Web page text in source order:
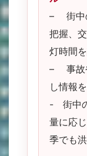
– 街中
把握、
灯時間
– 事故
し情報を
- 街中
量に応
季でも